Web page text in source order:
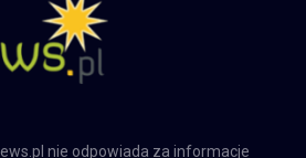
nie odpowiada za informacje